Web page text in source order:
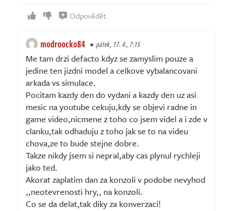
Odpovědět
modroocko84 pátek, 17. 4., 7:15
Me tam drzi defacto kdyz se zamyslim pouze a
jedine ten jizdni model a celkove vybalancovani
arkada vs simulace.
Pocitam kazdy den do vydani a kazdy den uz asi
mesic na youtube cekuju,kdy se objevi radne in
game video,nicmene z toho co jsem videl a i zde v
clanku,tak odhaduju z toho jak se to na videu
chova,ze to bude stejne dobre.
Takze nikdy jsem si nepral,aby cas plynul rychleji
jako ted.
Akorat zaplatim dan za konzoli v podobe nevyhod
,,neotevrenosti hry,, na konzoli.
Co se da delat,tak diky za konverzaci!